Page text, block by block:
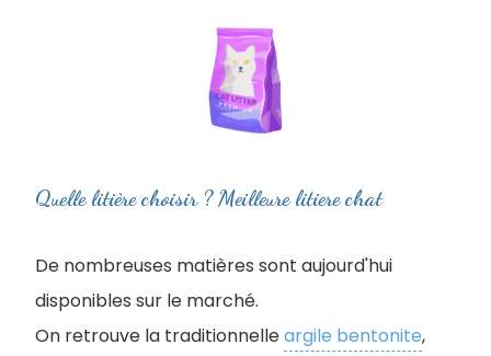
Quelle litière choisir ? Meilleure litiere chat
De nombreuses matières sont aujourd'hui
disponibles sur le marché.
On retrouve la traditionnelleargile bentonite,